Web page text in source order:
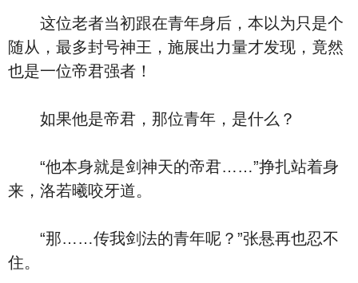
这位老者当初跟在青年身后，本以为只是个
随从，最多封号神王，施展出力量才发现，竟然
也是一位帝君强者！
如果他是帝君，那位青年，是什么？
“他本身就是剑神天的帝君……”挣扎站着身
来，洛若曦咬牙道。
“那……传我剑法的青年呢？”张悬再也忍不
住。